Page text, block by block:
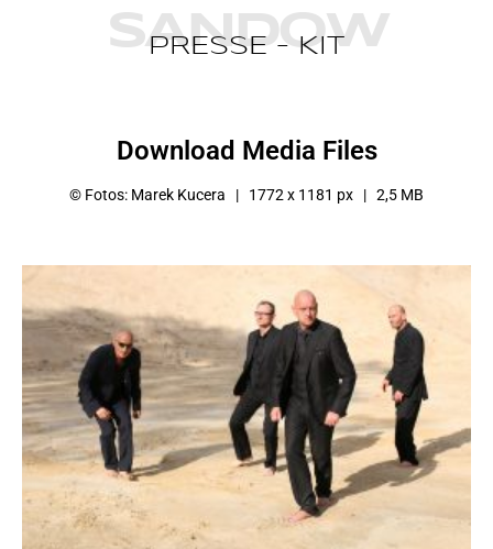
SANDOW
PRESSE – KIT
Download Media Files
© Fotos: Marek Kucera | 1772 x 1181 px | 2,5 MB